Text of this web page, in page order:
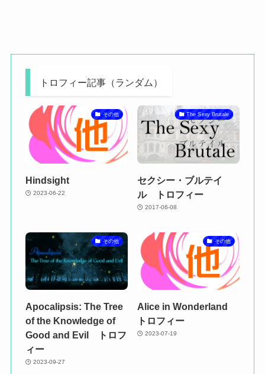
トロフィー記事（ランダム）
その他
Hindsight
2023-06-22
The Sexy Brutale
セクシー・ブルテイ
ル トロフィー
2017-06-08
その他
Apocalipsis: The Tree
of the Knowledge of
Good and Evil トロフ
ィー
2023-09-27
その他
Alice in Wonderland
トロフィー
2023-07-19